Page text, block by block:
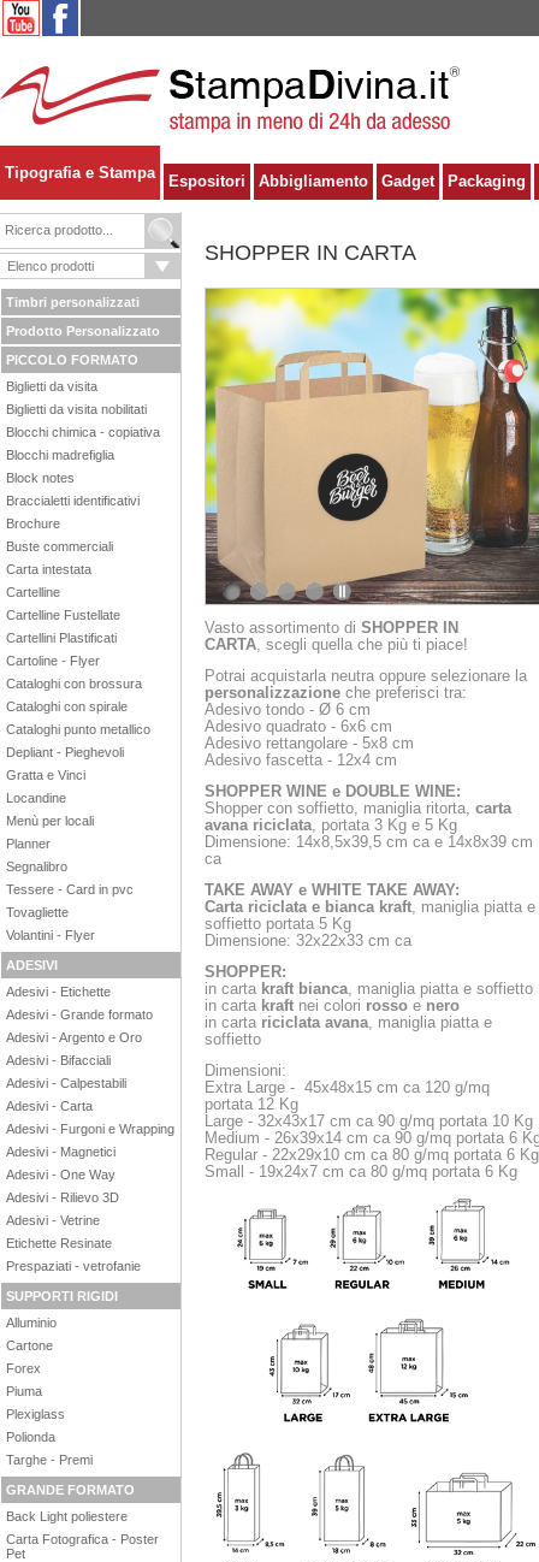
Tipografia e Stampa Espositori Abbigliamento Gadget Packaging
Timbri personalizzati
Prodotto Personalizzato
PICCOLO FORMATO
Biglietti da visita
Biglietti da visita nobilitati
Blocchi chimica - copiativa
Blocchi madrefiglia
Block notes
Braccialetti identificativi
Brochure
Buste commerciali
Carta intestata
Cartelline
Cartelline Fustellate
Cartellini Plastificati
Cartoline - Flyer
Cataloghi con brossura
Cataloghi con spirale
Cataloghi punto metallico
Depliant - Pieghevoli
Gratta e Vinci
Locandine
Menù per locali
Planner
Segnalibro
Tessere - Card in pvc
Tovagliette
Volantini - Flyer
ADESIVI
Adesivi - Etichette
Adesivi - Grande formato
Adesivi - Argento e Oro
Adesivi - Bifacciali
Adesivi - Calpestabili
Adesivi - Carta
Adesivi - Furgoni e Wrapping
Adesivi - Magnetici
Adesivi - One Way
Adesivi - Rilievo 3D
Adesivi - Vetrine
Etichette Resinate
Prespaziati - vetrofanie
SUPPORTI RIGIDI
Alluminio
Cartone
Forex
Piuma
Plexiglass
Polionda
Targhe - Premi
GRANDE FORMATO
Back Light poliestere
Carta Fotografica - Poster
Pet
SHOPPER IN CARTA
Vasto assortimento di SHOPPER IN
CARTA scegli quella che più ti piace!
Potrai acquistarla neutra oppure selezionare la
personalizzazione che preferisci tra:
Adesivo tondo - Ø 6 cm
Adesivo quadrato - 6x6 cm
Adesivo rettangolare - 5x8 cm
Adesivo fascetta - 12x4 cm
SHOPPER WINE e DOUBLE WINE:
Shopper con soffietto, maniglia ritorta, carta
avana riciclata , portata 3 Kg e 5 Kg
Dimensione: 14x8,5x39,5 cm ca e 14x8x39 cm
ca
TAKE AWAY e WHITE TAKE AWAY:
Carta riciclata e bianca kraft , maniglia piatta e
soffietto portata 5 Kg
Dimensione: 32x22x33 cm ca
SHOPPER:
in carta kraft bianca , maniglia piatta e soffietto
in carta kraft nei colori rosso e nero
in carta riciclata avana , maniglia piatta e
soffietto
Dimensioni:
Extra Large - 45x48x15 cm ca 120 g/mq
portata 12 Kg
Large - 32x43x17 cm ca 90 g/mq portata 10 Kg
Medium - 26x39x14 cm ca 90 g/mq portata 6
Regular - 22x29x10 cm ca 80 g/mq portata 6 Kg
Small - 19x24x7 cm ca 80 g/mq portata 6 Kg